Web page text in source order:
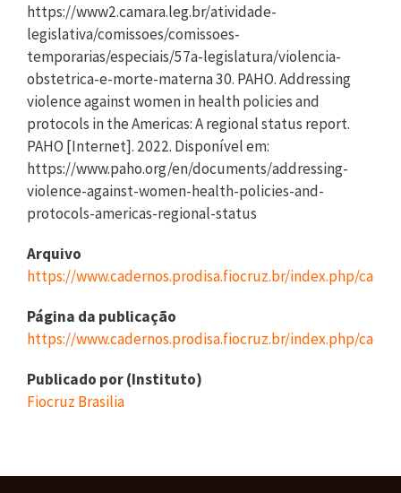
https://www2.camara.leg.br/atividade-
legislativa/comissoes/comissoes-
temporarias/especiais/57a-legislatura/violencia-
obstetrica-e-morte-materna 30. PAHO. Addressing
violence against women in health policies and
protocols in the Americas: A regional status report.
PAHO [Internet]. 2022. Disponível em:
https://www.paho.org/en/documents/addressing-
violence-against-women-health-policies-and-
protocols-americas-regional-status
Arquivo
https://www.cadernos.prodisa.fiocruz.br/index.php/
Página da publicação
https://www.cadernos.prodisa.fiocruz.br/index.php/
Publicado por (Instituto)
Fiocruz Brasilia